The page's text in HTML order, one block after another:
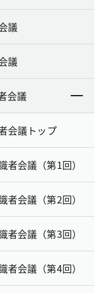
議
議
会議
会議トップ
会議（第1回）
会議（第2回）
会議（第3回）
会議（第4回）